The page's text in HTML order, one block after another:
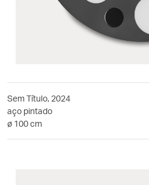
Sem Título, 2024
aço pintado
ø 100 cm